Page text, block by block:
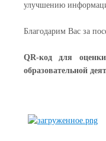
улучшению
Благодарим Вас за
QR-код для
образовательной